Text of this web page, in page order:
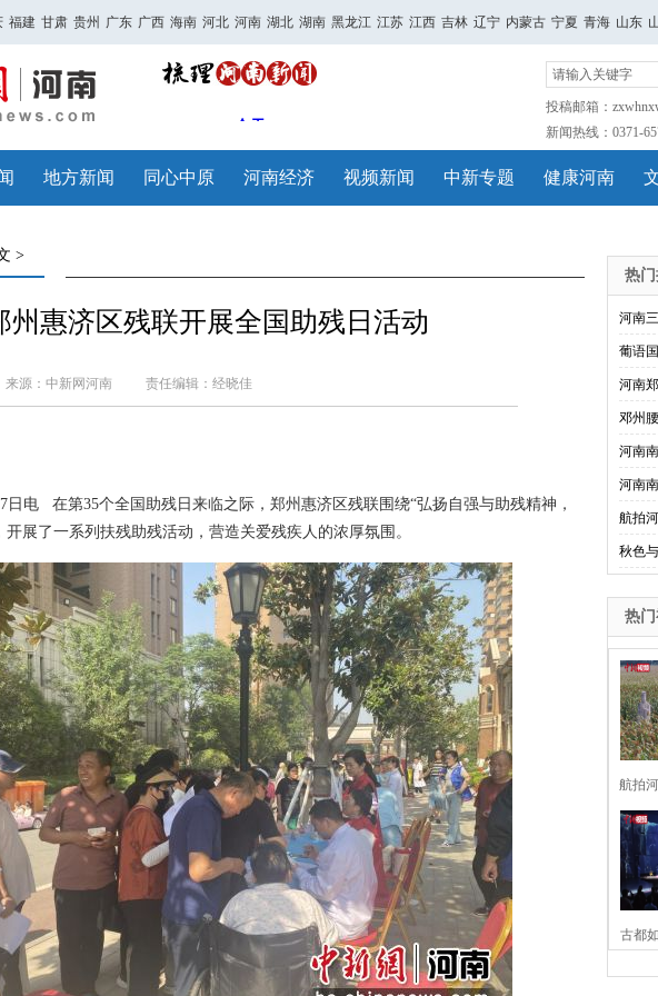
福建 甘肃 贵州 广东 广西 海南 河北 河南 湖北 湖南 黑龙江 江苏 江西 吉林 辽宁 内蒙古 宁夏 青海 山东
投稿邮箱：
新闻热线：0371-
地方新闻 同心中原 河南经济 视频新闻 中新专题 健康河南
>
州惠济区残联开展全国助残日活动
来源：中新网河南 责任编辑：经晓佳
电 在第35个全国助残日来临之际，郑州惠济区残联围绕“弘扬自强与助残精神，
展了一系列扶残助残活动，营造关爱残疾人的浓厚氛围。
热
河南
葡语
河南
邓州
河南
河南
航拍
秋色
热
航拍
古都